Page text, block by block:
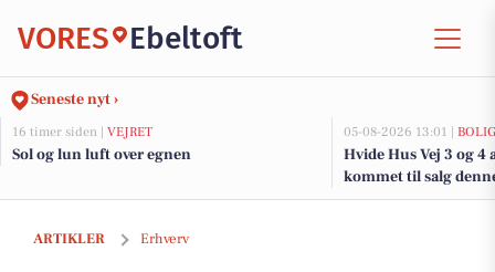
VORES Ebeltoft
Seneste nyt ›
16 timer siden | VEJRET
Sol og lun luft over egnen
05-08-2026 13:01 |
Hvide Hus Vej 3 og 4
kommet til salg
boligerne her.
ARTIKLER Erhverv
49 procent af midtjyderne overvejer at rejse udenlands i år